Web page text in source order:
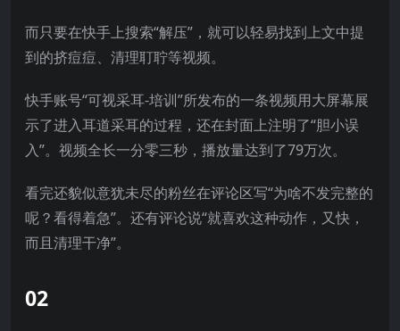
而只要在快手上搜索“解压”，就可以轻易找到上文中提
到的挤痘痘、清理耵聍等视频。
快手账号“可视采耳-培训”所发布的一条视频用大屏幕展
示了进入耳道采耳的过程，还在封面上注明了“胆小误
入”。视频全长一分零三秒，播放量达到了79万次。
看完还貌似意犹未尽的粉丝在评论区写“为啥不发完整的
呢？看得着急”。还有评论说“就喜欢这种动作，又快，
而且清理干净”。
02